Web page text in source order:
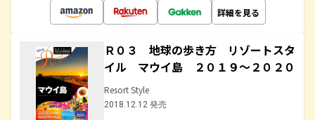
詳細を見る
Ｒ０３ 地球の歩き方 リゾートスタ
イル マウイ島 ２０１９～２０２０
Resort Style
2018.12.12 発売